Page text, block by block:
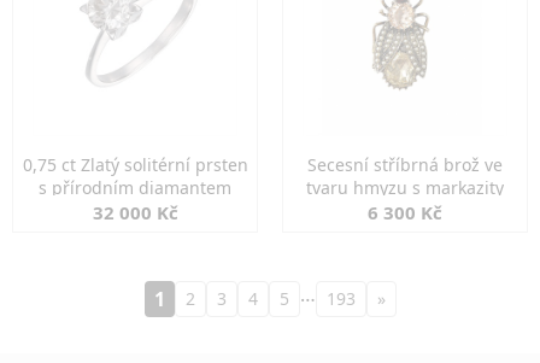
0,75 ct Zlatý solitérní prsten
s přírodním diamantem
32 000 Kč
Secesní stříbrná brož ve
tvaru hmyzu s markazity
6 300 Kč
1 2 3 4 5 … 193 »